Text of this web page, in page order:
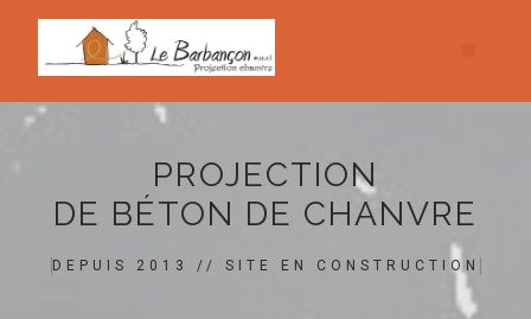
PROJECTION
DE BÉTON DE CHANVRE
DEPUIS 2013 // SITE EN CONSTRUCTION